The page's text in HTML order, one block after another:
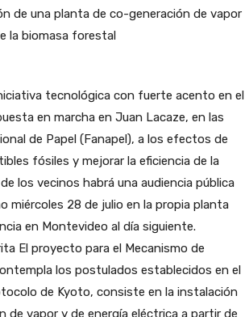
de una planta de co-generación de vapor
la biomasa forestal
tecnológica con fuerte acento en el
en marcha en Juan Lacaze, en las
de Papel (Fanapel), a los efectos de
fósiles y mejorar la eficiencia de la
los vecinos habrá una audiencia pública
miércoles 28 de julio en la propia planta
en Montevideo al día siguiente.
El proyecto para el Mecanismo de
los postulados establecidos en el
de Kyoto, consiste en la instalación
de vapor y de energía eléctrica a partir de